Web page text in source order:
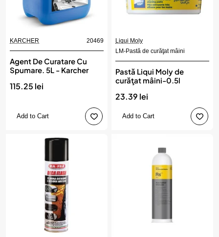
KARCHER 20469
Agent De Curatare Cu
Spumare. 5L - Karcher
115.25 lei
Add to Cart
Liqui Moly
LM-Pastă de curăţat mâini
Pastă Liqui Moly de
curăţat mâini-0.5l
23.39 lei
Add to Cart